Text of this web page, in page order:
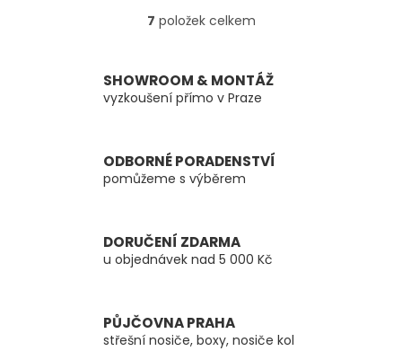
O
á
d
p
r
y
v
ý
s
u
7 položek celkem
SHOWROOM & MONTÁŽ
vyzkoušení přímo v Praze
ODBORNÉ PORADENSTVÍ
pomůžeme s výběrem
DORUČENÍ ZDARMA
u objednávek nad 5 000 Kč
PŮJČOVNA PRAHA
střešní nosiče, boxy, nosiče kol